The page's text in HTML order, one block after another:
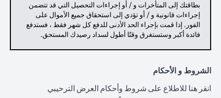
بطاقتك إلى المتأخرات و / أو إجراءات التحصيل التي قد تتضمن
إجراءات قانونية و / أو تؤدي إلى استحقاق جميع الأموال على
الفور. إذا قمت بإجراء الحد الأدنى للدفع كل شهر فقط ، فستدفع
فائدة أكبر وستستغرق وقتًا أطول لسداد رصيدك المستحق.
الشروط و الأحكام
انقر هنا للاطلاع على شروط وأحكام العرض الترحيبي